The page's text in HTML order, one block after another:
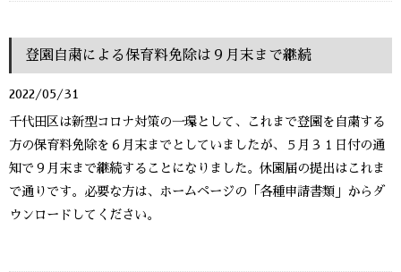
登園自粛による保育料免除は９月末まで継続
2022/05/31
千代田区は新型コロナ対策の一環として、これまで登園を自粛する
方の保育料免除を６月末までとしていましたが、５月３１日付の通
知で９月末まで継続することになりました。休園届の提出はこれま
で通りです。必要な方は、ホームページの「各種申請書類」からダ
ウンロードしてください。